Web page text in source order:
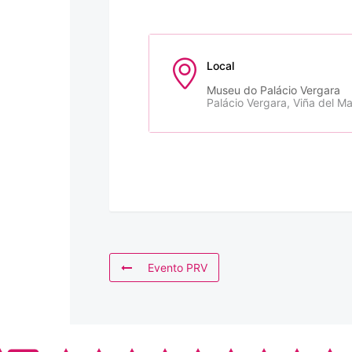
Local
Museu do Palácio Vergara
Palácio Vergara, Viña del
Evento PRV